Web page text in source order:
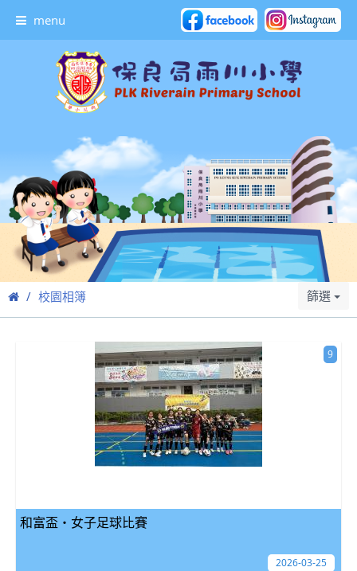
menu
校園相簿 篩選
和富盃・女子足球比賽
9
2026-03-25